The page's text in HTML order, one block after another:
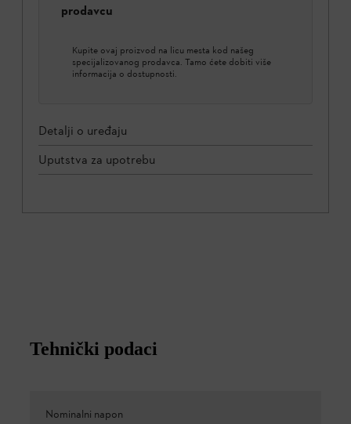
prodavcu
Kupite ovaj proizvod na licu mesta kod našeg
specijalizovanog prodavca. Tamo ćete dobiti više
informacija o dostupnosti.
Detalji o uređaju
Uputstva za upotrebu
Tehnički podaci
Nominalni napon